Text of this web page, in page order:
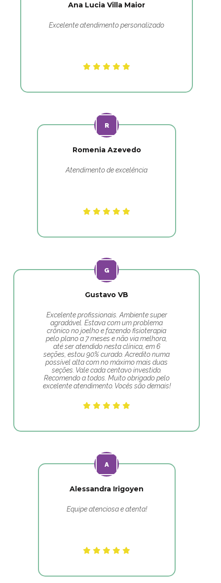
Ana Lucia Villa Maior
Excelente atendimento personalizado
Romenia Azevedo
Atendimento de excelência
Gustavo VB
Excelente profissionais. Ambiente super
agradável. Estava com um problema
crônico no joelho e fazendo fisioterapia
pelo plano a 7 meses e não via melhora,
até ser atendido nesta clínica, em 6
seções, estou 90% curado. Acredito numa
possível alta com no máximo mais duas
seções. Vale cada centavo investido.
Recomendo a todos. Muito obrigado pelo
excelente atendimento. Vocês são demais!
Alessandra Irigoyen
Equipe atenciosa e atenta!